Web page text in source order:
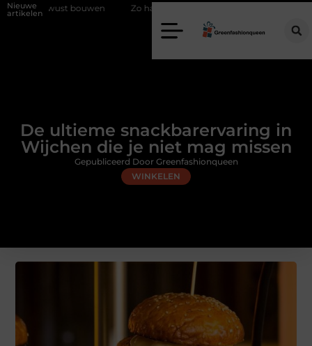
Nieuwe
artikelen Zo haalt u echt vuur in huis zonder schoorsteen
De ultieme snackbarervaring in
Wijchen die je niet mag missen
WINKELEN
Gepubliceerd Door Greenfashionqueen